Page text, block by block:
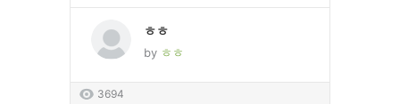
ㅎㅎ
by ㅎㅎ
3694